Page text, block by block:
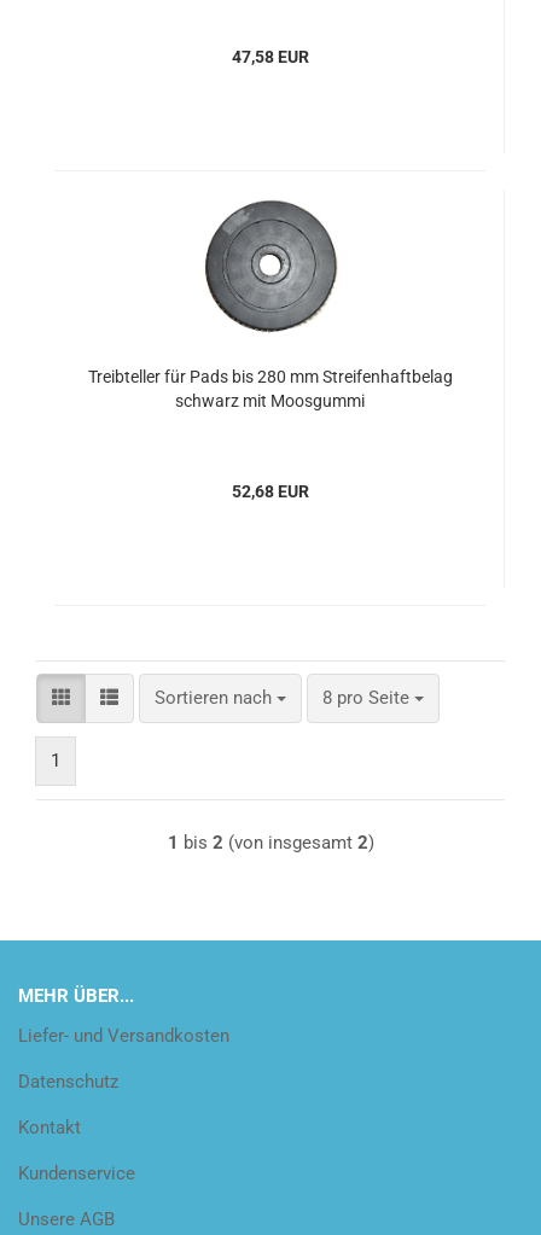
47,58 EUR
Treibteller für Pads bis 280 mm Streifenhaftbelag
schwarz mit Moosgummi
52,68 EUR
Sortieren nach
Sortieren nach 8 pro Seite
pro Seite
1
1 bis 2 (von insgesamt 2)
MEHR ÜBER...
Liefer- und Versandkosten
Datenschutz
Kontakt
Kundenservice
Unsere AGB